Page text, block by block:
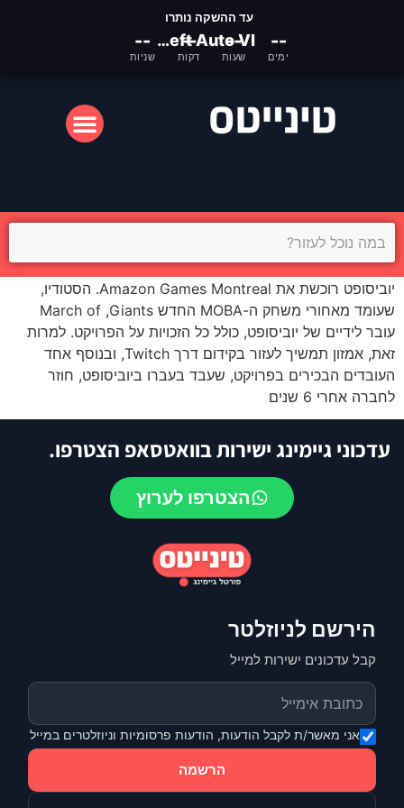
עד ההשקה נותרו
Grand Theft Auto VI --
ימים
--
שעות
--
דקות
--
שניות
יוביסופט רוכשת את Amazon Games Montreal. הסטודיו,
שעומד מאחורי משחק ה-MOBA החדש March of ,Giants
עובר לידיים של יוביסופט, כולל כל הזכויות על הפרויקט. למרות
זאת, אמזון תמשיך לעזור בקידום דרך Twitch, ובנוסף אחד
העובדים הבכירים בפרויקט, שעבד בעברו ביוביסופט, חוזר
לחברה אחרי 6 שנים
עדכוני גיימינג ישירות בוואטסאפ הצטרפו.
הצטרפו לערוץ
הירשם לניוזלטר
קבל עדכונים ישירות למייל
אני מאשר/ת לקבל הודעות, הודעות פרסומיות וניוזלטרים במייל
הרשמה